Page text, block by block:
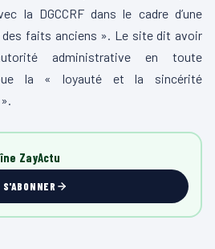
la DGCCRFdans le cadre d’une
faits anciens ». Le site dit avoir
administrative en toute
la « loyauté et la sincérité
ZayActu
S'ABONNER